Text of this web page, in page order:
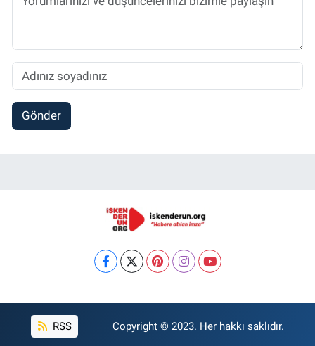
Gönder
RSS Copyright © 2023. Her hakkı saklıdır.